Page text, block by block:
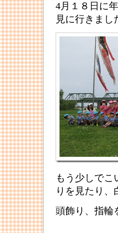
4月１８日に
見に行きまし
もう少しでこ
りを見たり、
頭飾り、指輪